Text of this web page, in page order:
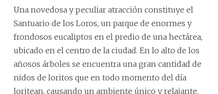
Una novedosa y peculiar atracción constituye el
Santuario de los Loros, un parque de enormes y
frondosos eucaliptos en el predio de una hectárea,
ubicado en el centro de la ciudad. En lo alto de los
añosos árboles se encuentra una gran cantidad de
nidos de loritos que en todo momento del día
loritean, causando un ambiente único y relajante.